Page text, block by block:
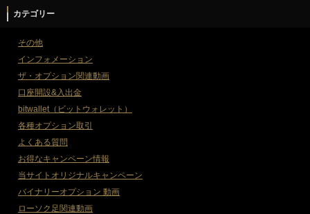
カテゴリー
その他
インフォメーション
ザ・オプション関連動画
口座開設&入出金
bitwallet（ビットウォレット）
各種オプション取引
よくある質問
お得なキャンペーン情報
当サイトオリジナルキャンペーン
バイナリーオプション 動画
ローソク足関連動画